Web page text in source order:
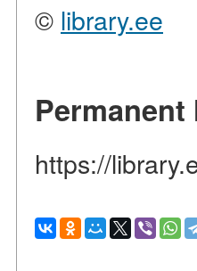
© library.ee
https://